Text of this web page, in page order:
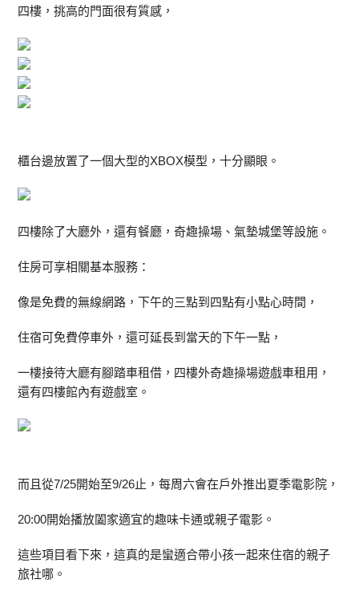
四樓，挑高的門面很有質感，
櫃台邊放置了一個大型的XBOX模型，十分顯眼。
四樓除了大廳外，還有餐廳，奇趣操場、氣墊城堡等設施。
住房可享相關基本服務：
像是免費的無線網路，下午的三點到四點有小點心時間，
住宿可免費停車外，還可延長到當天的下午一點，
一樓接待大廳有腳踏車租借，四樓外奇趣操場遊戲車租用，
還有四樓館內有遊戲室。
而且從7/25開始至9/26止，每周六會在戶外推出夏季電影院，
20:00開始播放闔家適宜的趣味卡通或親子電影。
這些項目看下來，這真的是蠻適合帶小孩一起來住宿的親子
旅社哪。